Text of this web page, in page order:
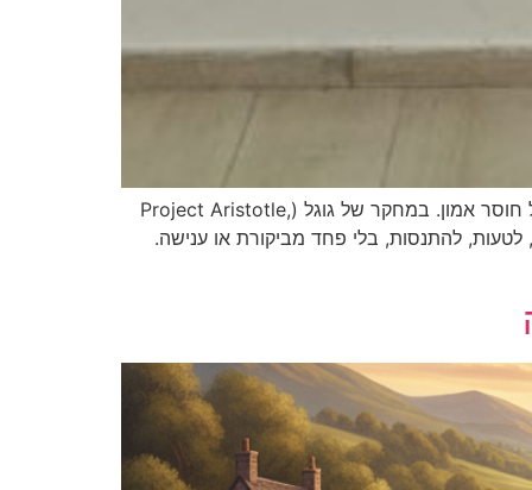
מה אתם עושים כשהצוות שלכם שותק?הרבה מנהלים מפרשים שתיקה כהסכמה. בפועל – זו לרוב שתיקה של פחד או של חוסר אמון. במחקר של גוגל (Project Aristotle,
לטעות, להתנסות, בלי פחד מביקורת או ענישה.